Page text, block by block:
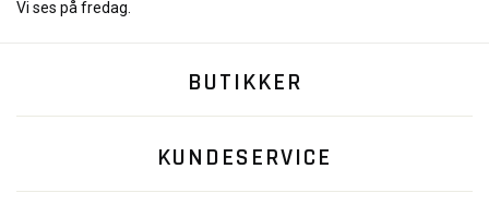
Vi ses på fredag.
BUTIKKER
KUNDESERVICE